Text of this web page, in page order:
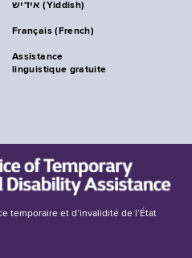
אידיש (Yiddish)
Français (French)
Assistance
linguistique gratuite
temporaire et d’invalidité de l’État